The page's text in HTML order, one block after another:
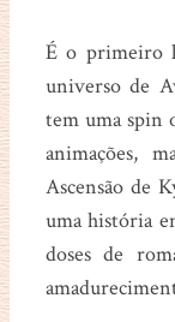
É o primeiro
universo de
tem uma spin
animações,
Ascensão de
uma história
doses de